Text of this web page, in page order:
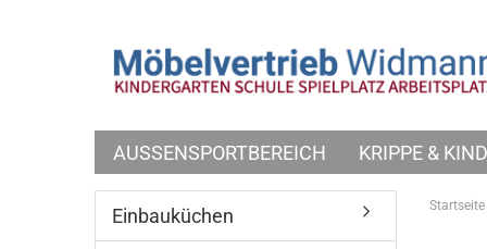
AUSSENSPORTBEREICH KRIPPE &
Startseite
Einbauküchen